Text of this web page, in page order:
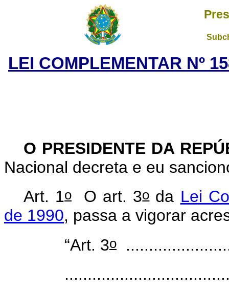
LEI COMPLEMENTAR Nº
O PRESIDENTE DA
Nacional decreta e eu
Art. 1o O art. 3oda Lei
de 1990, passa a vigorar
“Art. 3o